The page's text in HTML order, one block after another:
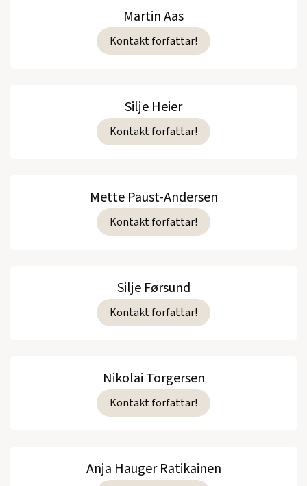
Martin Aas
Kontakt forfattar!
Silje Heier
Kontakt forfattar!
Mette Paust-Andersen
Kontakt forfattar!
Silje Førsund
Kontakt forfattar!
Nikolai Torgersen
Kontakt forfattar!
Anja Hauger Ratikainen